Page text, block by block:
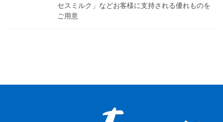
セスミルク」などお客様に支持される優れものを
ご用意